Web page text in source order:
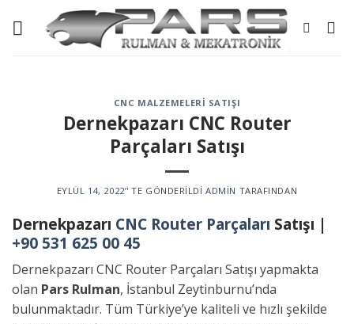
CNC MALZEMELERI SATIŞI
Dernekpazarı CNC Router
Parçaları Satışı
EYLÜL 14, 2022’' TE GÖNDERILDI ADMIN TARAFINDAN
Dernekpazarı CNC Router Parçaları Satışı |
+90 531 625 00 45
Dernekpazarı CNC Router Parçaları Satışı yapmakta
olan Pars Rulman, İstanbul Zeytinburnu’nda
bulunmaktadır. Tüm Türkiye’ye kaliteli ve hızlı şekilde